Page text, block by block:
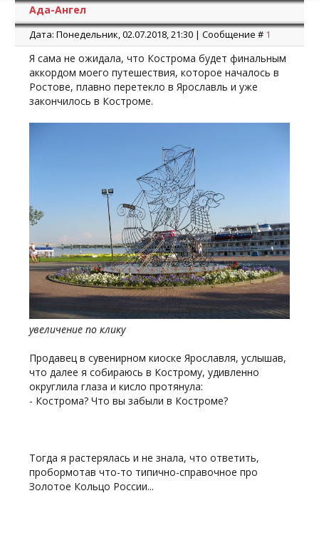
Ада-Ангел
Дата: Понедельник, 02.07.2018, 21:30 | Сообщение # 1
Я сама не ожидала, что Кострома будет финальным
аккордом моего путешествия, которое началось в
Ростове, плавно перетекло в Ярославль и уже
закончилось в Костроме.
увеличение по клику
Продавец в сувенирном киоске Ярославля, услышав,
что далее я собираюсь в Кострому, удивленно
округлила глаза и кисло протянула:
- Кострома? Что вы забыли в Костроме?
Тогда я растерялась и не знала, что ответить,
пробормотав что-то типично-справочное про
Золотое Кольцо России...